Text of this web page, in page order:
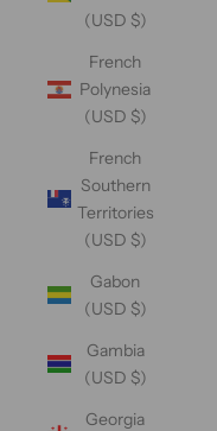
(USD $)
French
Polynesia
(USD $)
French
Southern
Territories
(USD $)
Gabon
(USD $)
Gambia
(USD $)
Georgia